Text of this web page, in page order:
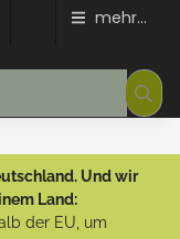
mehr...
Und wir
Land:
der EU, um